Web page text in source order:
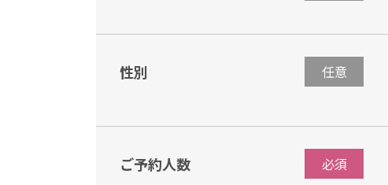
性別 任意
ご予約人数 必須